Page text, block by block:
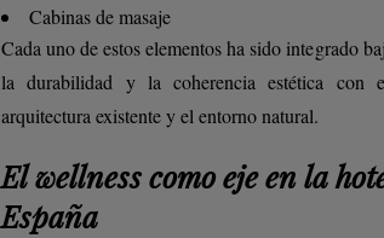
Cabinas de masaje
Cada uno de estos elementos ha sido integrado
la durabilidad y la coherencia estética con
arquitectura existente y el entorno natural.
El wellness como eje en la
España